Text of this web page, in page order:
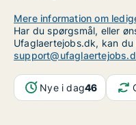
Mere information om
Har du spørgsmål, eller
Ufaglaertejobs.dk, kan
Nye i dag46